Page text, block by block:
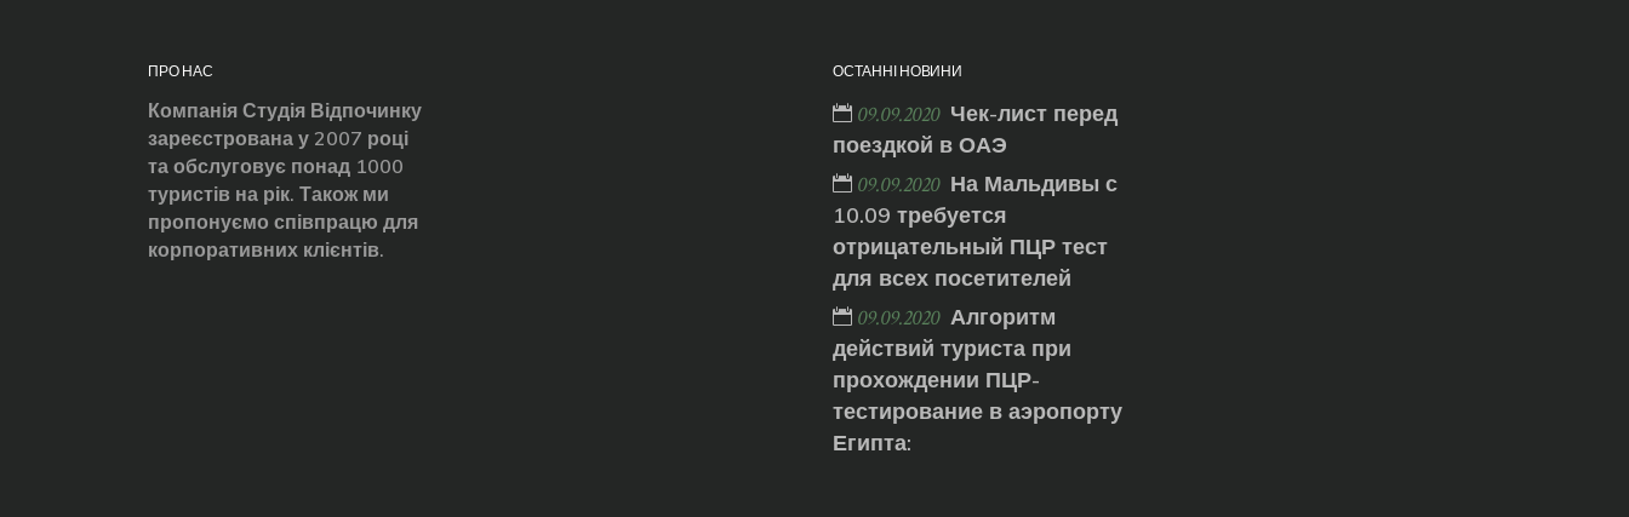
ПРО НАС
Компанія Студія Відпочинку
зареєстрована у 2007 році
та обслуговує понад 1000
туристів на рік. Також ми
пропонуємо співпрацю для
корпоративних клієнтів.
ОСТАННІ НОВИНИ
09.09.2020 Чек-лист перед
поездкой в ОАЭ
09.09.2020 На Мальдивы с
10.09 требуется
отрицательный ПЦР тест
для всех посетителей
09.09.2020 Алгоритм
действий туриста при
прохождении ПЦР-
тестирование в аэропорту
Египта: